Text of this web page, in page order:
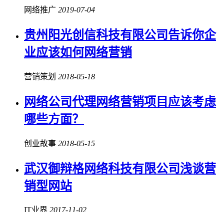
网络推广 2019-07-04
贵州阳光创信科技有限公司告诉你企
业应该如何网络营销
营销策划 2018-05-18
网络公司代理网络营销项目应该考虑
哪些方面？
创业故事 2018-05-15
武汉御辩格网络科技有限公司浅谈营
销型网站
IT业界 2017-11-02